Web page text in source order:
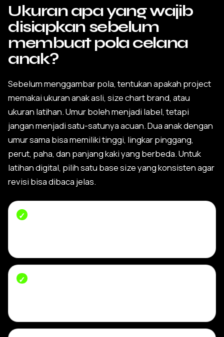
Ukuran apa yang wajib
disiapkan sebelum
membuat pola celana
anak?
Sebelum menggambar pola, tentukan apakah project
memakai ukuran anak asli, size chart brand, atau
ukuran latihan. Umur boleh menjadi label, tetapi
jangan menjadi satu-satunya acuan. Dua anak dengan
umur sama bisa memiliki tinggi, lingkar pinggang,
perut, paha, dan panjang kaki yang berbeda. Untuk
latihan digital, pilih satu base size yang konsisten agar
revisi bisa dibaca jelas.